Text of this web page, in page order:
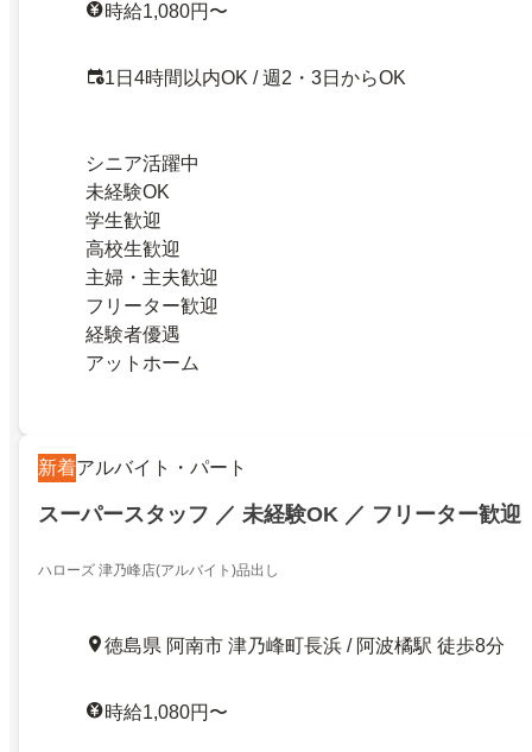
時給1,080円〜
1日4時間以内OK / 週2・3日からOK
シニア活躍中
未経験OK
学生歓迎
高校生歓迎
主婦・主夫歓迎
フリーター歓迎
経験者優遇
アットホーム
新着アルバイト・パート
スーパースタッフ ／ 未経験OK ／ フリーター歓迎
ハローズ 津乃峰店(アルバイト)品出し
徳島県 阿南市 津乃峰町長浜 / 阿波橘駅 徒歩8分
時給1,080円〜